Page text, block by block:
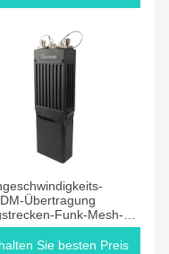
Übertragung
Funk-Mesh-
AES-verschlüsselte
Sie besten Preis